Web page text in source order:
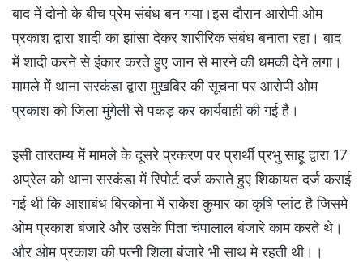
बाद में दोनो के बीच प्रेम संबंध बन गया।इस दौरान आरोपी ओम
प्रकाश द्वारा शादी का झांसा देकर शारीरिक संबंध बनाता रहा। बाद
में शादी करने से इंकार करते हुए जान से मारने की धमकी देने लगा।
मामले में थाना सरकंडा द्वारा मुखबिर की सूचना पर आरोपी ओम
प्रकाश को जिला मुंगेली से पकड़ कर कार्यवाही की गई है।
इसी तारतम्य में मामले के दूसरे प्रकरण पर प्रार्थी प्रभु साहू द्वारा 17
अप्रेल को थाना सरकंडा में रिपोर्ट दर्ज कराते हुए शिकायत दर्ज कराई
गई थी कि आशाबंध बिरकोना में राकेश कुमार का कृषि प्लांट है जिसमे
ओम प्रकाश बंजारे और उसके पिता चंपालाल बंजारे काम करते थे।
और ओम प्रकाश की पत्नी शिला बंजारे भी साथ मे रहती थी।।